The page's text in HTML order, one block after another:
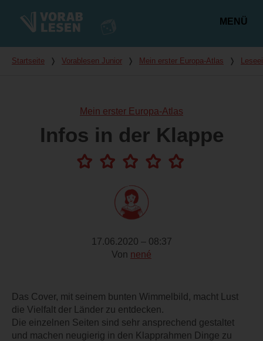
MENÜ
Du bist hier
Startseite ❭ Vorablesen Junior ❭ Mein erster Europa-Atlas ❭
Mein erster Europa-Atlas
Infos in der Klappe
17.06.2020 – 08:37
Von nené
Das Cover, mit seinem bunten Wimmelbild, macht Lust
die Vielfalt der Länder zu entdecken.
Die einzelnen Seiten sind sehr ansprechend gestaltet
und machen neugierig in den Klapprahmen Dinge zu